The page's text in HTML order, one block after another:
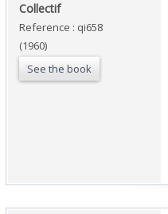
‎Collectif‎
Reference : qi658
(1960)
See the book